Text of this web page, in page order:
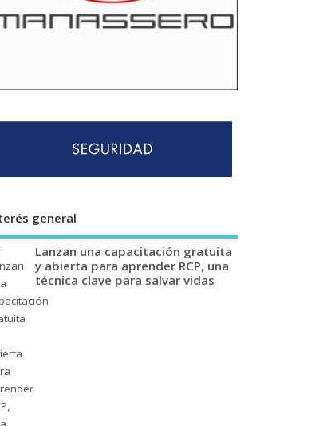
general
Lanzan una capacitación gratuita
y abierta para aprender RCP, una
técnica clave para salvar vidas